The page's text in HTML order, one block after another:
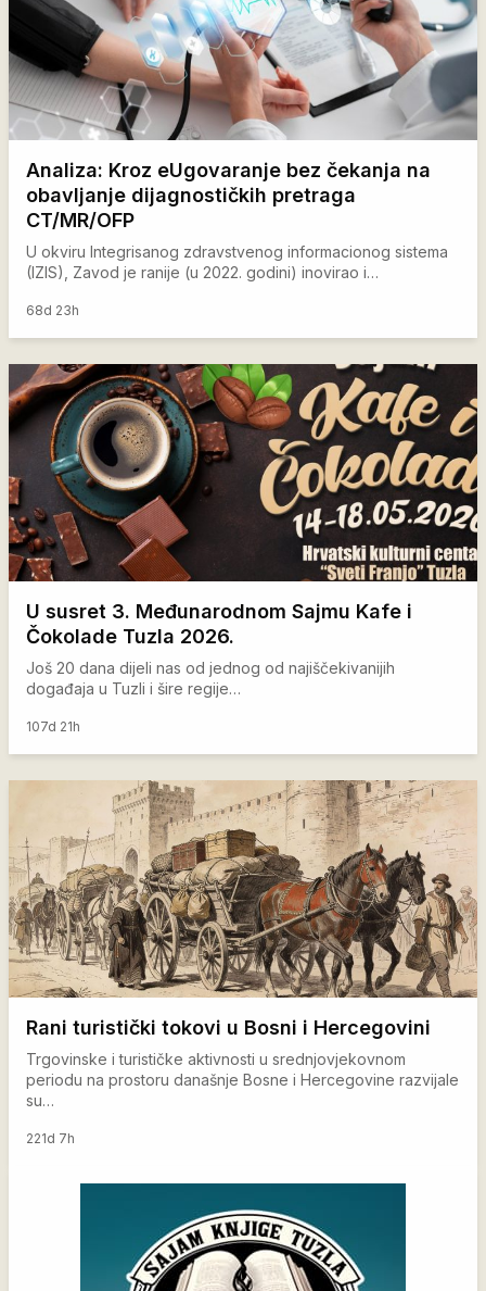
Analiza: Kroz eUgovaranje bez čekanja na
obavljanje dijagnostičkih pretraga
CT/MR/OFP
U okviru Integrisanog zdravstvenog informacionog sistema
(IZIS), Zavod je ranije (u 2022. godini) inovirao i…
68d 23h
U susret 3. Međunarodnom Sajmu Kafe i
Čokolade Tuzla 2026.
Još 20 dana dijeli nas od jednog od najiščekivanijih
događaja u Tuzli i šire regije…
107d 21h
Rani turistički tokovi u Bosni i Hercegovini
Trgovinske i turističke aktivnosti u srednjovjekovnom
periodu na prostoru današnje Bosne i Hercegovine razvijale
su…
221d 7h